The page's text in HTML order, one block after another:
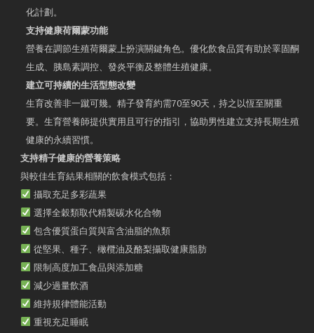
化計劃。
支持健康荷爾蒙功能
營養在調節生殖荷爾蒙上扮演關鍵角色。優化飲食品質有助於睪固酮
生成、胰島素調控、發炎平衡及整體生殖健康。
建立可持續的生活型態改變
生育改善非一蹴可幾。精子發育約需70至90天，持之以恆至關重
要。生育營養師提供實用且可行的指引，協助男性建立支持長期生殖
健康的永續習慣。
支持精子健康的營養策略
與較佳生育結果相關的飲食模式包括：
攝取充足多彩蔬果
選擇全穀類取代精製碳水化合物
包含優質蛋白質與富含油脂的魚類
從堅果、種子、橄欖油及酪梨攝取健康脂肪
限制高度加工食品與添加糖
減少過量飲酒
維持規律體能活動
重視充足睡眠